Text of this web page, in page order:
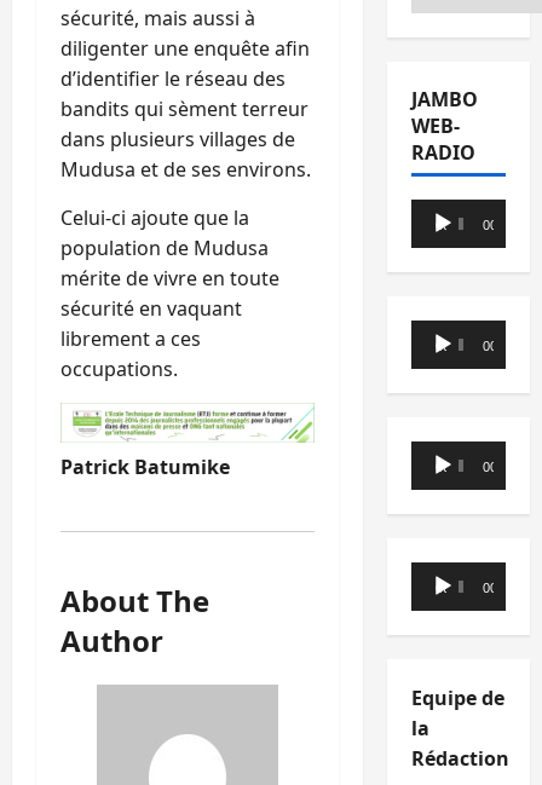
sécurité, mais aussi à
diligenter une enquête afin
d’identifier le réseau des
bandits qui sèment terreur
dans plusieurs villages de
Mudusa et de ses environs.
Celui-ci ajoute que la
population de Mudusa
mérite de vivre en toute
sécurité en vaquant
librement a ces
occupations.
Patrick Batumike
About The
Author
JAMBO
WEB-
RADIO
Lecteur
audio
00:00 00:00
Lecteur
audio
00:00 00:00
Lecteur
audio
00:00 00:00
Lecteur
audio
00:00 00:00
Equipe de
la
Rédaction